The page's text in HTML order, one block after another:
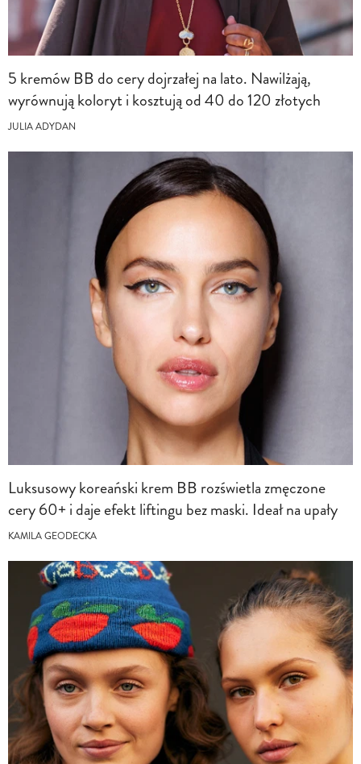
5 kremów BB do cery dojrzałej na lato. Nawilżają,
wyrównują koloryt i kosztują od 40 do 120 złotych
JULIA ADYDAN
Luksusowy koreański krem BB rozświetla zmęczone
cery 60+ i daje efekt liftingu bez maski. Ideał na upały
KAMILA GEODECKA